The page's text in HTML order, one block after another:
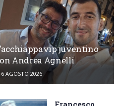
juventino
Andrea Agnelli
6 AGOSTO 2026